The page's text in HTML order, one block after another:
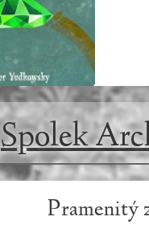
Spolek
Pramenitý